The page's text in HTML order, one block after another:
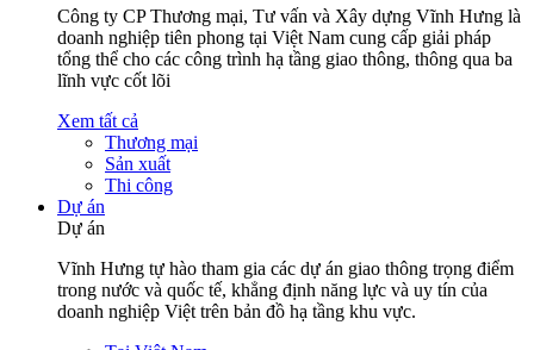
Công ty CP Thương mại, Tư vấn và Xây dựng Vĩnh Hưng là
doanh nghiệp tiên phong tại Việt Nam cung cấp giải pháp
tổng thể cho các công trình hạ tầng giao thông, thông qua ba
lĩnh vực cốt lõi
Xem tất cả
Thương mại
Sản xuất
Thi công
Dự án
Dự án
Vĩnh Hưng tự hào tham gia các dự án giao thông trọng điểm
trong nước và quốc tế, khẳng định năng lực và uy tín của
doanh nghiệp Việt trên bản đồ hạ tầng khu vực.